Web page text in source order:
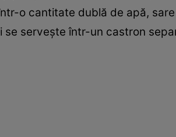
o cantitate dublă de apă,
se serveşte într-un castron